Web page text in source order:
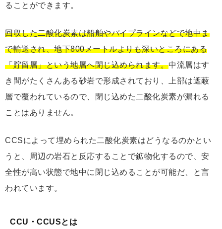
ることができます。
回収した二酸化炭素は船舶やパイプラインなどで地中ま
で輸送され、地下800メートルよりも深いところにある
「貯留層」という地層へ閉じ込められます。中流層はす
き間がたくさんある砂岩で形成されており、上部は遮蔽
層で覆われているので、閉じ込めた二酸化炭素が漏れる
ことはありません。
CCSによって埋められた二酸化炭素はどうなるのかとい
うと、周辺の岩石と反応することで鉱物化するので、安
全性が高い状態で地中に閉じ込めることが可能だ、と言
われています。
CCU・CCUSとは